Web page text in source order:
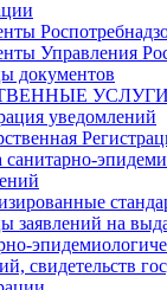
Управления
документов
УСЛУГИ
уведомлений
санитарно-
заявлений на
свидетельств